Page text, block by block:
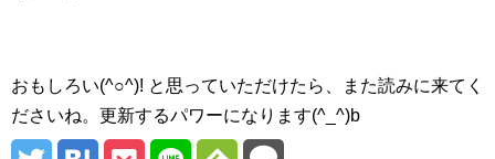
おもしろい(^○^)! と思っていただけたら、また読みに来てく
ださいね。更新するパワーになります(^_^)b